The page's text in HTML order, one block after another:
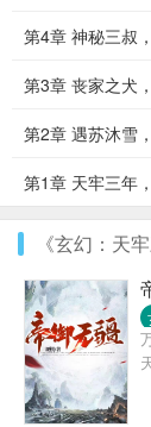
第4章 神秘三叔
第3章 丧家之犬
第2章 遇苏沐雪
第1章 天牢三年
《玄幻：天